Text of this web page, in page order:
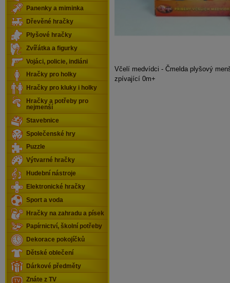
Včelí medvídci - Čmelda plyšový
zpívající 0m+
Panenky a miminka
Dřevěné hračky
Plyšové hračky
Zvířátka a figurky
Vojáci, policie, indiáni
Hračky pro holky
Hračky pro kluky i holky
Hračky a potřeby pro
nejmenší
Stavebnice
Společenské hry
Puzzle
Výtvarné hračky
Hudební nástroje
Elektronické hračky
Sport a voda
Hračky na zahradu a písek
Papírnictví, školní potřeby
Dekorace pokojíčků
Dětské oblečení
Dárkové předměty
Znáte z TV